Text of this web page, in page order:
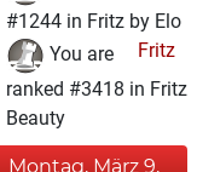
#1244 in Fritz by Elo
Fritz
You are
ranked #3418 in Fritz
Beauty
Montag, März 9,